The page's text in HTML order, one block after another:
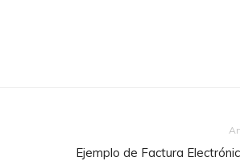
Ejemplo de Factura